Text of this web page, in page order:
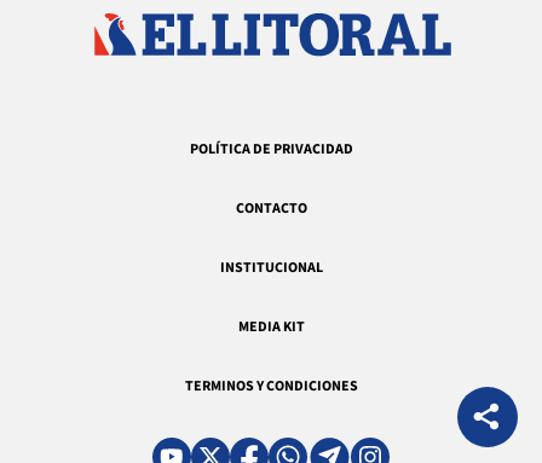
POLÍTICA DE PRIVACIDAD
CONTACTO
INSTITUCIONAL
MEDIA KIT
TERMINOS Y CONDICIONES